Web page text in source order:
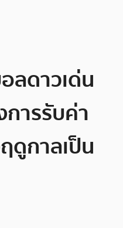
ลดาวเด่น
ารรับค่า
ดูกาลเป็น